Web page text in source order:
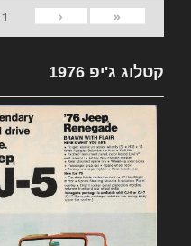
«
‹
1
קטלוג ג'יפ 1976